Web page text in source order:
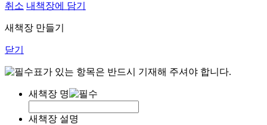
취소 내책장에 담기
새책장 만들기
닫기
표가 있는 항목은 반드시 기재해 주셔야 합니다.
새책장 명
새책장 설명